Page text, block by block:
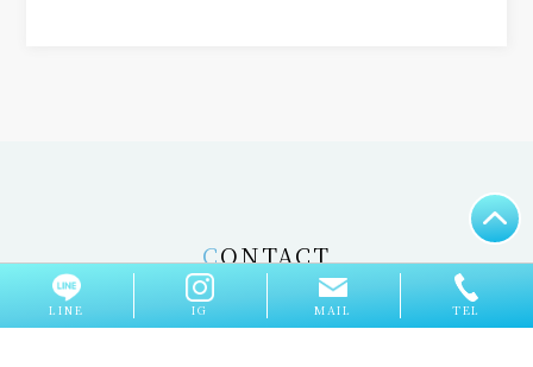
CONTACT
LINE IG MAIL TEL